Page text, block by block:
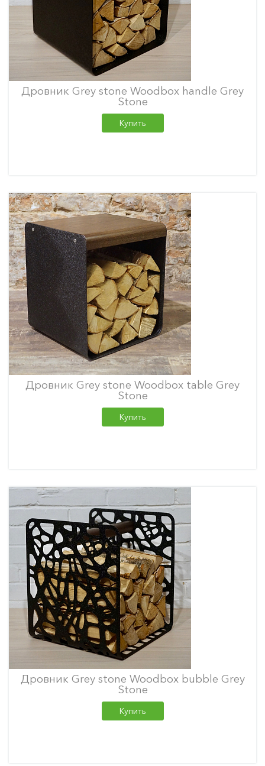
Дровник Grey stone Woodbox handle Grey
Stone
Купить
Дровник Grey stone Woodbox table Grey
Stone
Купить
Дровник Grey stone Woodbox bubble Grey
Stone
Купить